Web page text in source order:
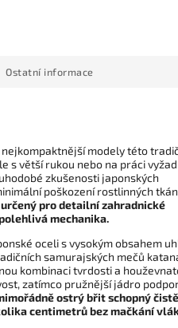
Ostatní informace
modely této
s větší rukou nebo na práci
zkušenosti japonských
poškození rostlinných
pro detailní zahradnické
mechanika.
oceli s vysokým obsahem
samurajských mečů
kombinaci tvrdosti a
zatímco pružnější jádro
ostrý břit schopný čistě
centimetrů bez mačkání